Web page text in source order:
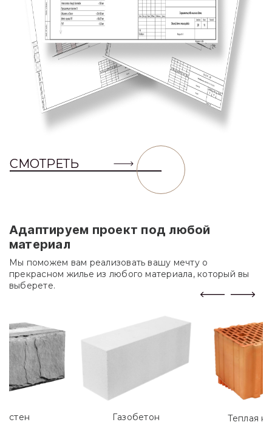
СМОТРЕТЬ
Адаптируем проект под любой
материал
Мы поможем вам реализовать вашу мечту о
прекрасном жилье из любого материала, который вы
выберете.
Газобетон Теплая